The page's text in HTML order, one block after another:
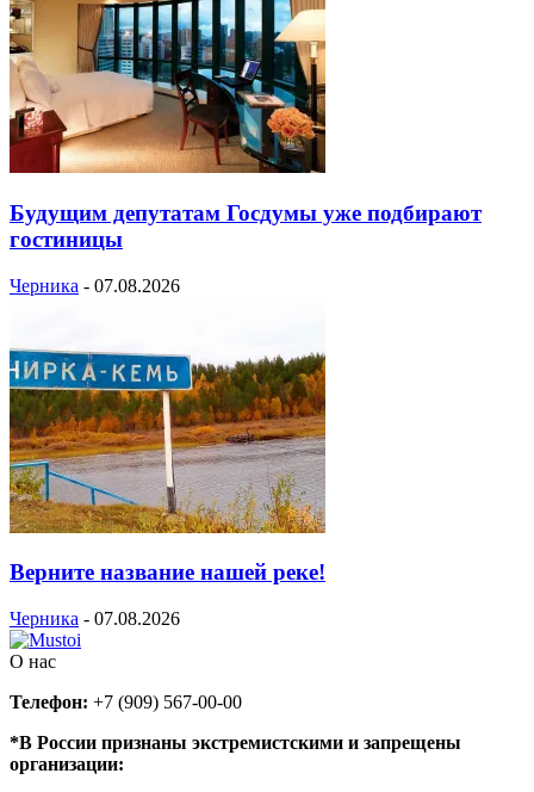
Будущим депутатам Госдумы уже подбирают
гостиницы
Черника - 07.08.2026
Верните название нашей реке!
Черника - 07.08.2026
О нас
Телефон: +7 (909) 567-00-00
*В России признаны экстремистскими и запрещены
организации: